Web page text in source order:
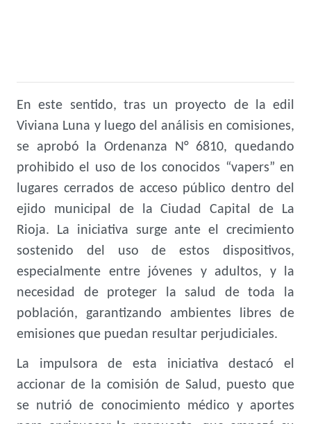
En este sentido, tras un proyecto de la edil
Viviana Luna y luego del análisis en comisiones,
se aprobó la Ordenanza N° 6810, quedando
prohibido el uso de los conocidos “vapers” en
lugares cerrados de acceso público dentro del
ejido municipal de la Ciudad Capital de La
Rioja. La iniciativa surge ante el crecimiento
sostenido del uso de estos dispositivos,
especialmente entre jóvenes y adultos, y la
necesidad de proteger la salud de toda la
población, garantizando ambientes libres de
emisiones que puedan resultar perjudiciales.
La impulsora de esta iniciativa destacó el
accionar de la comisión de Salud, puesto que
se nutrió de conocimiento médico y aportes